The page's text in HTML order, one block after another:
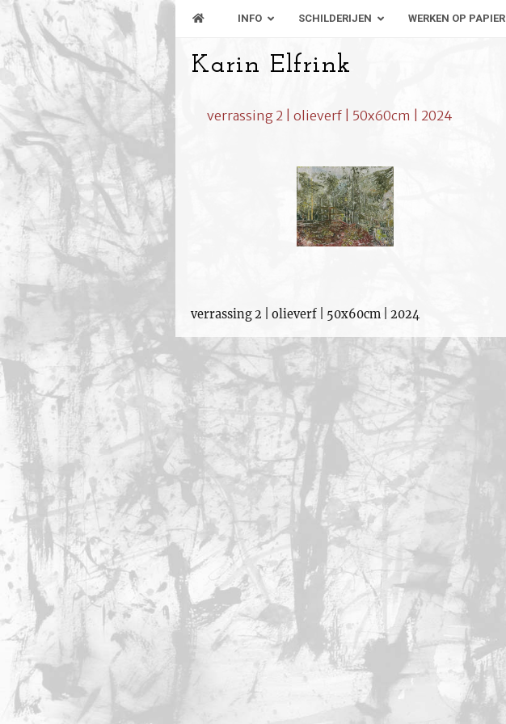
INFO SCHILDERIJEN WERKEN OP PAPIER
Karin Elfrink
verrassing 2 | olieverf | 50x60cm | 2024
verrassing 2 | olieverf | 50x60cm | 2024